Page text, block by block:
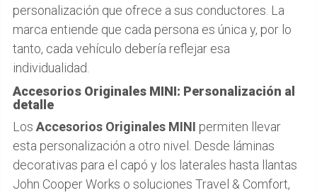
personalización que ofrece a sus conductores. La
marca entiende que cada persona es única y, por lo
tanto, cada vehículo debería reflejar esa
individualidad.
Accesorios Originales MINI: Personalización al
detalle
Los Accesorios Originales MINI permiten llevar
esta personalización a otro nivel. Desde láminas
decorativas para el capó y los laterales hasta llantas
John Cooper Works o soluciones Travel & Comfort,